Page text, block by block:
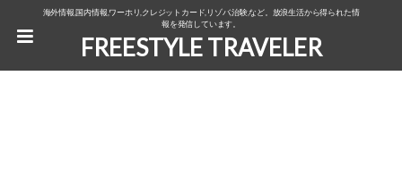
海外情報,国内情報,ワーホリ,クレジットカード,リゾバ,治験,など。放浪生活から得られた情
報を発信しています。
FREESTYLE TRAVELER